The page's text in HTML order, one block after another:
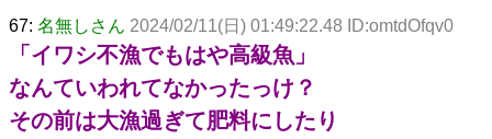
67: 名無しさん 2024/02/11(日) 01:49:22.48 ID:omtdOfqv0
「イワシ不漁でもはや高級魚」
なんていわれてなかったっけ？
その前は大漁過ぎて肥料にしたり